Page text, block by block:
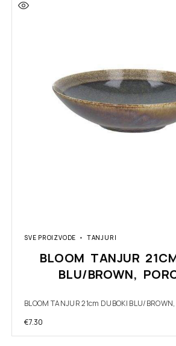
SVE PROIZVODE TANJURI
BLOOM TANJUR
BLU/BROWN,
BLOOM TANJUR 21cm DUBOKI BLU/
€7.30